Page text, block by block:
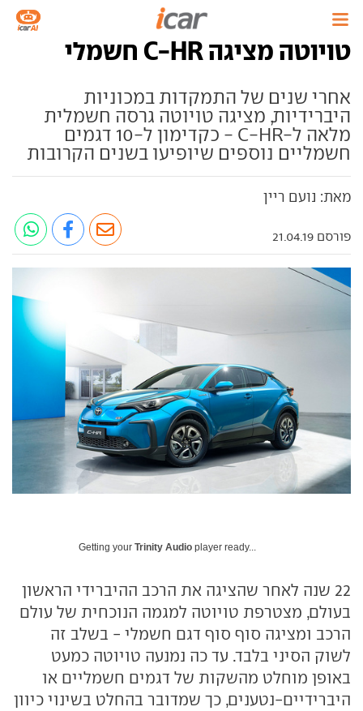
טויוטה מציגה C-HR חשמלי
אחרי שנים של התמקדות במכוניות
היברידיות, מציגה טויוטה גרסה חשמלית
מלאה ל-C-HR - כקדימון ל-10 דגמים
חשמליים נוספים שיופיעו בשנים הקרובות
מאת: נועם ריין
פורסם 21.04.19
Getting your Trinity Audio player ready...
22 שנה לאחר שהציגה את הרכב ההיברידי הראשון
בעולם, מצטרפת טויוטה למגמה הנוכחית של עולם
הרכב ומציגה סוף סוף דגם חשמלי - בשלב זה
לשוק הסיני בלבד. עד כה נמנעה טויוטה כמעט
באופן מוחלט מהשקות של דגמים חשמליים או
היברידיים-נטענים, כך שמדובר בהחלט בשינוי כיוון